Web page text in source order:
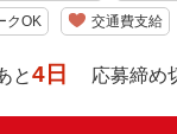
クOK 交通費支給
と4日 応募締め